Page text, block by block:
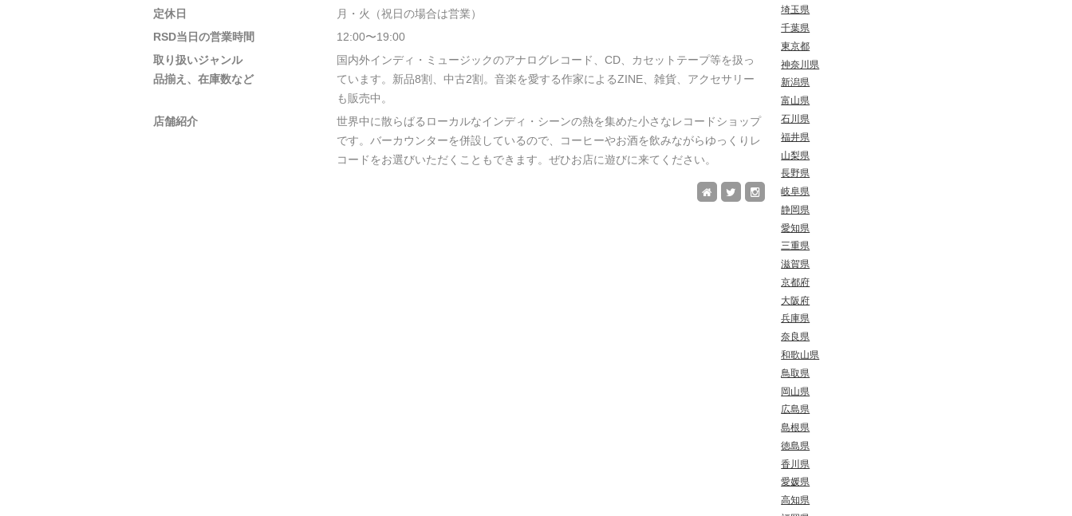
定休日
月・火（祝日の場合は営業）
RSD当日の営業時間
12:00〜19:00
取り扱いジャンル
品揃え、在庫数など
国内外インディ・ミュージックのアナログレコード、CD、カセットテープ等を扱っ
ています。新品8割、中古2割。音楽を愛する作家によるZINE、雑貨、アクセサリー
も販売中。
店舗紹介
世界中に散らばるローカルなインディ・シーンの熱を集めた小さなレコードショップ
です。バーカウンターを併設しているので、コーヒーやお酒を飲みながらゆっくりレ
コードをお選びいただくこともできます。ぜひお店に遊びに来てください。
埼玉県
千葉県
東京都
神奈川県
新潟県
富山県
石川県
福井県
山梨県
長野県
岐阜県
静岡県
愛知県
三重県
滋賀県
京都府
大阪府
兵庫県
奈良県
和歌山県
鳥取県
岡山県
広島県
島根県
徳島県
香川県
愛媛県
高知県